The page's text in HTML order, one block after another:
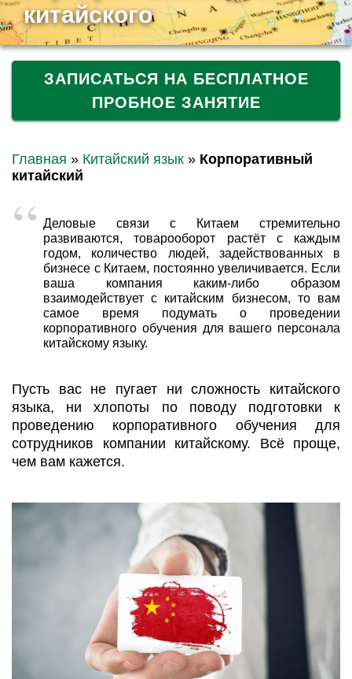
китайского
ЗАПИСАТЬСЯ НА БЕСПЛАТНОЕ
ПРОБНОЕ ЗАНЯТИЕ
Главная » Китайский язык » Корпоративный
китайский
Деловые связи с Китаем стремительно
развиваются, товарооборот растёт с каждым
годом, количество людей, задействованных в
бизнесе с Китаем, постоянно увеличивается. Если
ваша компания каким-либо образом
взаимодействует с китайским бизнесом, то вам
самое время подумать о проведении
корпоративного обучения для вашего персонала
китайскому языку.
Пусть вас не пугает ни сложность китайского
языка, ни хлопоты по поводу подготовки к
проведению корпоративного обучения для
сотрудников компании китайскому. Всё проще,
чем вам кажется.